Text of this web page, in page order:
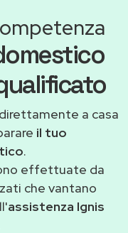
a casa
il tuo
.
effettuate da
che vantano
assistenza Ignis